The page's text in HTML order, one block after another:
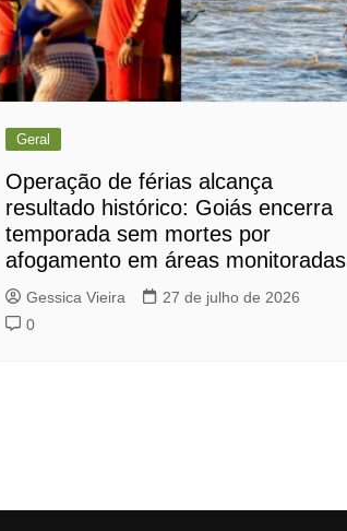
Geral
Operação de férias alcança
resultado histórico: Goiás encerra
temporada sem mortes por
afogamento em áreas monitoradas
Gessica Vieira
27 de julho de 2026
0